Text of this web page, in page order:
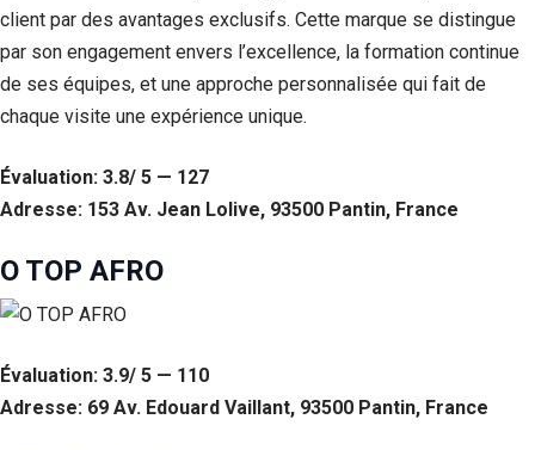
client par des avantages exclusifs. Cette marque se distingue
par son engagement envers l’excellence, la formation continue
de ses équipes, et une approche personnalisée qui fait de
chaque visite une expérience unique.
Évaluation: 3.8/ 5 — 127
Adresse: 153 Av. Jean Lolive, 93500 Pantin, France
O TOP AFRO
Évaluation: 3.9/ 5 — 110
Adresse: 69 Av. Edouard Vaillant, 93500 Pantin, France